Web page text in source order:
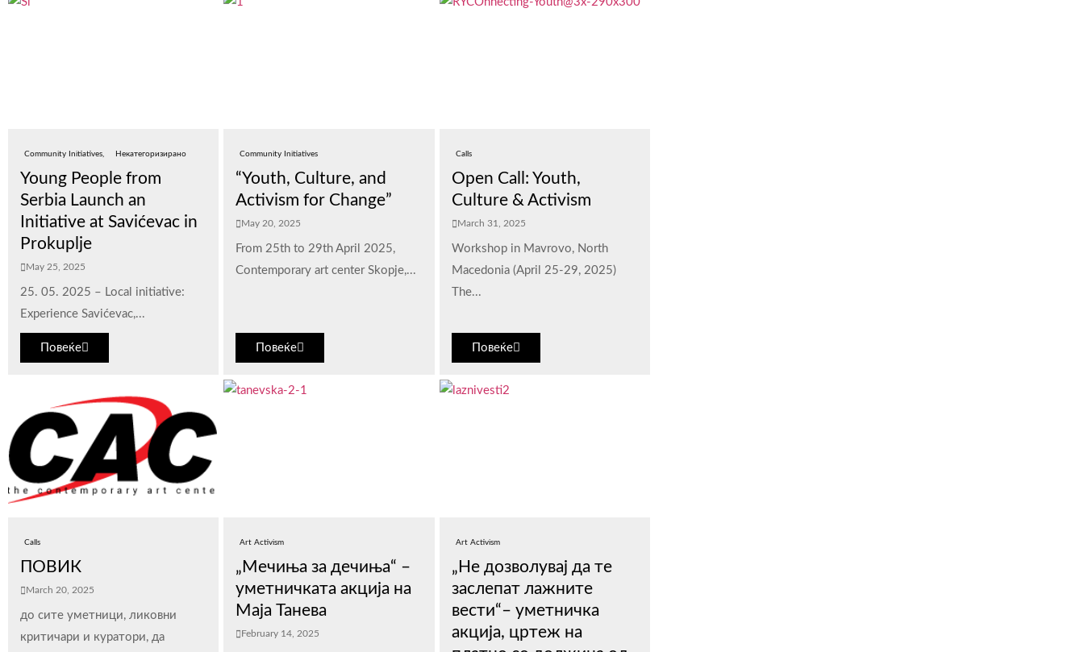
Community Initiatives Некатегоризирано
Young People from
Serbia Launch an
Initiative at Savićevac in
Prokuplje
May 25, 2025
25. 05. 2025 – Local initiative:
Experience Savićevac,...
Повеќе
Community Initiatives
“Youth, Culture, and
Activism for Change”
May 20, 2025
From 25th to 29th April 2025,
Contemporary art center Skopje,...
Повеќе
Calls
Open Call: Youth,
Culture & Activism
March 31, 2025
Workshop in Mavrovo, North
Macedonia (April 25-29, 2025)
The...
Повеќе
Calls
ПОВИК
March 20, 2025
до сите уметници, ликовни
критичари и куратори, да
Art Activism
„Мечиња за дечиња“ –
уметничката акција на
Маја Танева
February 14, 2025
Art Activism
„Не дозволувај да те
заслепат лажните
вести“– уметничка
акција, цртеж на